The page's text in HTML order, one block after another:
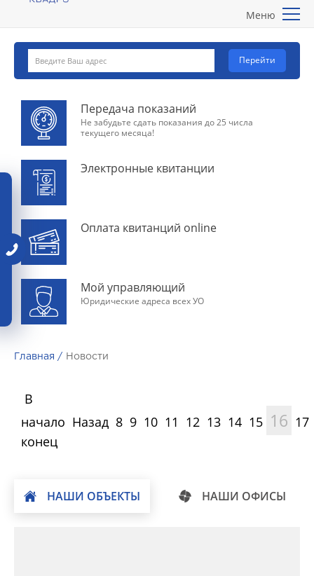
Меню
Перейти
Передача показаний
Не забудьте сдать показания до 25 числа
текущего месяца!
Электронные квитанции
Оплата квитанций online
Мой управляющий
Юридические адреса всех УО
Главная / Новости
В
начало Назад 8 9 10 11 12 13 14 15 16 17
конец
НАШИ ОБЪЕКТЫ НАШИ ОФИСЫ